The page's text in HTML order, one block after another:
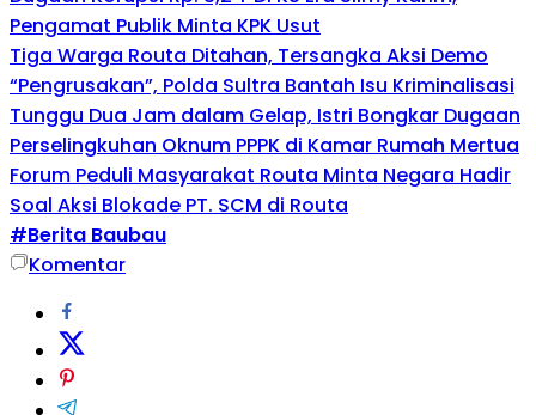
Pengamat Publik Minta KPK Usut
Tiga Warga Routa Ditahan, Tersangka Aksi Demo
“Pengrusakan”, Polda Sultra Bantah Isu Kriminalisasi
Tunggu Dua Jam dalam Gelap, Istri Bongkar Dugaan
Perselingkuhan Oknum PPPK di Kamar Rumah Mertua
Forum Peduli Masyarakat Routa Minta Negara Hadir
Soal Aksi Blokade PT. SCM di Routa
#Berita Baubau
Komentar